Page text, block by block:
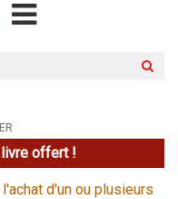
livre offert !
l'achat d'un ou plusieurs